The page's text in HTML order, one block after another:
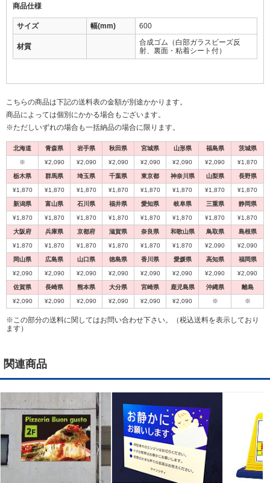
商品仕様
サイズ 幅(mm) 600
材質
合成ゴム（白部ガラスビーズ反
射、裏面・粘着シート付）
こちらの商品は下記の送料表の金額が別途かかります。
商品によっては個別にかかる場合もございます。
※ただしいずれの場合も一括納品の場合に限ります。
※この部分の送料に関してはお問い合わせ下さい。（税込送料を表示しており
ます）
北海道 青森県 岩手県 秋田県 宮城県 山形県 福島県 茨城県
※ ¥2,090 ¥2,090 ¥2,090 ¥2,090 ¥2,090 ¥2,090 ¥1,870
栃木県 群馬県 埼玉県 千葉県 東京都 神奈川県 山梨県 長野県
¥1,870 ¥1,870 ¥1,870 ¥1,870 ¥1,870 ¥1,870 ¥1,870 ¥1,870
新潟県 富山県 石川県 福井県 愛知県 岐阜県 三重県 静岡県
¥1,870 ¥1,870 ¥1,870 ¥1,870 ¥1,870 ¥1,870 ¥1,870 ¥1,870
大阪府 兵庫県 京都府 滋賀県 奈良県 和歌山県 鳥取県 島根県
¥1,870 ¥1,870 ¥1,870 ¥1,870 ¥1,870 ¥1,870 ¥2,090 ¥2,090
岡山県 広島県 山口県 徳島県 香川県 愛媛県 高知県 福岡県
¥2,090 ¥2,090 ¥2,090 ¥2,090 ¥2,090 ¥2,090 ¥2,090 ¥2,090
佐賀県 長崎県 熊本県 大分県 宮崎県 鹿児島県 沖縄県 離島
¥2,090 ¥2,090 ¥2,090 ¥2,090 ¥2,090 ¥2,090 ※ ※
関連商品